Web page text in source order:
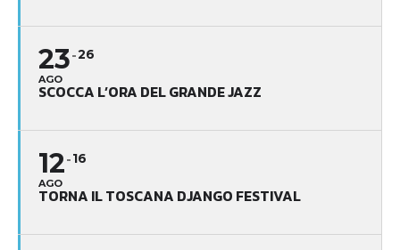
23
AGO
26
SCOCCA L’ORA DEL GRANDE JAZZ
12
AGO
16
TORNA IL TOSCANA DJANGO FESTIVAL